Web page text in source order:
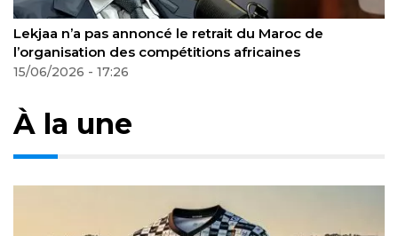
Issa Soumaré Rennes : l’ailier sénégalais du Havre
signe pour 4 ans en Ligue Europa
Actualités Football
À la une